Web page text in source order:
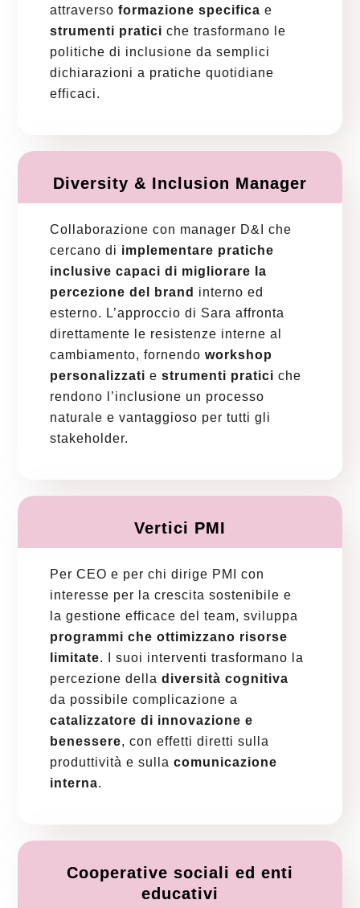
attraverso formazione specifica e
strumenti pratici che trasformano le
politiche di inclusione da semplici
dichiarazioni a pratiche quotidiane
efficaci.
Diversity & Inclusion Manager
Collaborazione con manager D&I che
cercano di implementare pratiche
inclusive capaci di migliorare la
percezione del brand interno ed
esterno. L’approccio di Sara affronta
direttamente le resistenze interne al
cambiamento, fornendo workshop
personalizzati e strumenti pratici che
rendono l’inclusione un processo
naturale e vantaggioso per tutti gli
stakeholder.
Vertici PMI
Per CEO e per chi dirige PMI con
interesse per la crescita sostenibile e
la gestione efficace del team, sviluppa
programmi che ottimizzano risorse
limitate. I suoi interventi trasformano la
percezione della diversità cognitiva
da possibile complicazione a
catalizzatore di innovazione e
benessere, con effetti diretti sulla
produttività e sulla comunicazione
interna.
Cooperative sociali ed enti
educativi